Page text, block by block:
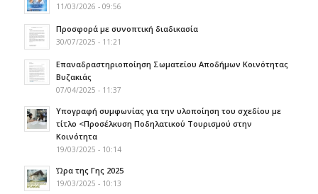
11/03/2026 - 09:56
Προσφορά με συνοπτική διαδικασία
30/07/2025 - 11:21
Επαναδραστηριοποίηση Σωματείου Αποδήμων Κοινότητας
Βυζακιάς
07/04/2025 - 11:37
Υπογραφή συμφωνίας για την υλοποίηση του σχεδίου με
τίτλο <Προσέλκυση Ποδηλατικού Τουρισμού στην
Κοινότητα
19/03/2025 - 10:14
Ώρα της Γης 2025
19/03/2025 - 10:13